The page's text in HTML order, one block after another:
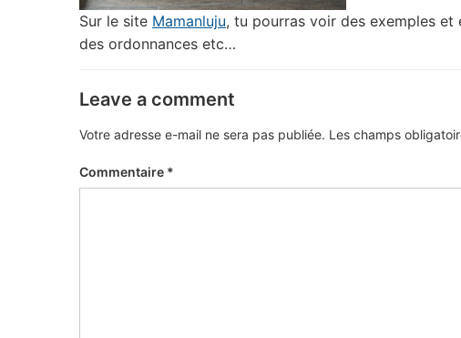
Sur le site Mamanluju, tu pourras voir des exemples
des ordonnances etc…
Leave a comment
Votre adresse e-mail ne sera pas publiée. Les champs
Commentaire *